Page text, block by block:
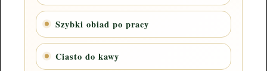
Szybki obiad po pracy
Ciasto do kawy